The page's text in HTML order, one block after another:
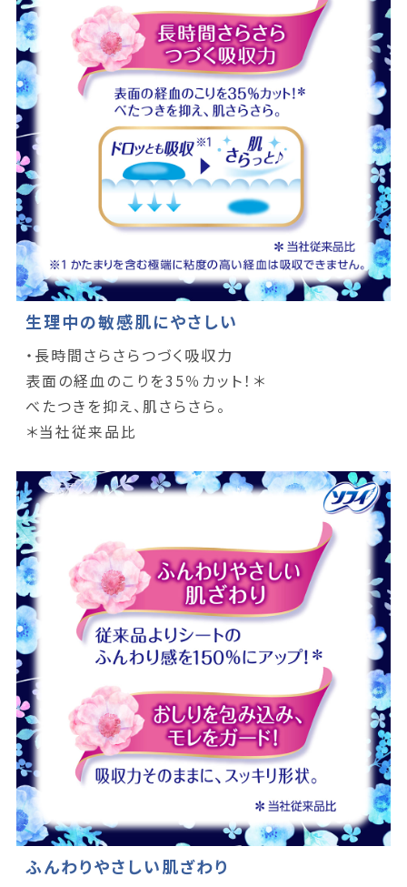
生理中の敏感肌にやさしい
・長時間さらさらつづく吸収力
表面の経血のこりを35％カット！＊
べたつきを抑え、肌さらさら。
＊当社従来品比
ふんわりやさしい肌ざわり